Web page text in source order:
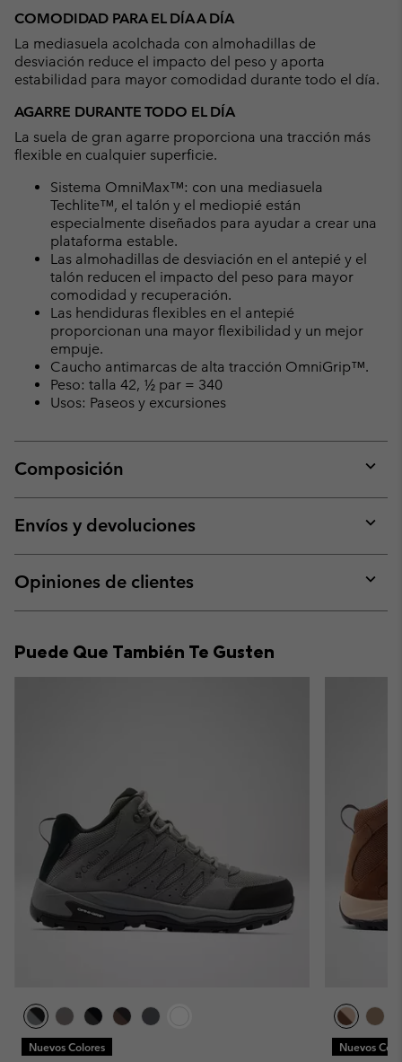
COMODIDAD PARA EL DÍA A DÍA
La mediasuela acolchada con almohadillas de
desviación reduce el impacto del peso y aporta
estabilidad para mayor comodidad durante todo el día.
AGARRE DURANTE TODO EL DÍA
La suela de gran agarre proporciona una tracción más
flexible en cualquier superficie.
Sistema OmniMax™: con una mediasuela
Techlite™, el talón y el mediopié están
especialmente diseñados para ayudar a crear una
plataforma estable.
Las almohadillas de desviación en el antepié y el
talón reducen el impacto del peso para mayor
comodidad y recuperación.
Las hendiduras flexibles en el antepié
proporcionan una mayor flexibilidad y un mejor
empuje.
Caucho antimarcas de alta tracción OmniGrip™.
Peso: talla 42, ½ par = 340
Usos: Paseos y excursiones
Composición
or
Envíos y devoluciones
or
Opiniones de clientes
or
Puede Que También Te Gusten
Nuevos Colores Nuevos